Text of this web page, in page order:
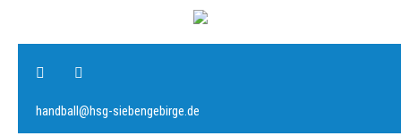
handball@hsg-siebengebirge.de